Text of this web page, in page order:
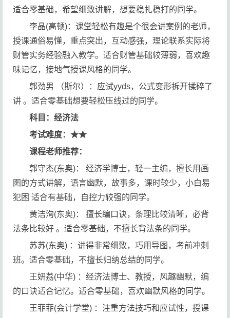
适合零基础，希望细致讲解，想要稳扎稳打的同学。
李晶(高顿)：课堂轻松有趣是个很会讲案例的老师，
授课通俗易懂，重点突出，互动感强，理论联系实际将
财管实务经验融入教学。适合财管基础较薄弱，喜欢趣
味记忆，接地气授课风格的同学。
郭劲男 （斯尔）：应试yyds，公式变形拆开揉碎了
讲 。适合零基础想要轻松压线过的同学。
科目：经济法
考试难度：★★
课程老师推荐：
郭守杰(东奥)： 经济学博士，轻一主编，擅长用画
图的方式讲解，语言幽默，故事多，课时较少，小白易
犯困 适合有基础，自控力较强的同学。
黄洁洵(东奥)： 擅长编口诀，条理比较清晰，必背
法条比较好 。适合零基础，不擅长背法条的同学。
苏苏(东奥) ：讲得非常细致，巧用导图，考前冲刺
班。适合零基础，不擅长归纳总结的同学。
王妍荔(中华) ：经济法博士、教授，风趣幽默，编
的口诀适合记忆。适合零基础，喜欢幽默风格的同学。
王菲菲(会计学堂) ：注重方法技巧和应试性，授课